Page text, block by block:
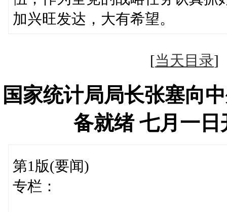
加兴旺发达，大有希望。
[当天目录
国家统计局局长张塞向
备就绪 七月一
第1版(要闻)
专栏：